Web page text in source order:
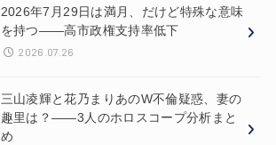
2026年7月29日は満月、だけど特殊な意味
を持つ——高市政権支持率低下
2026.07.26
三山凌輝と花乃まりあのW不倫疑惑、妻の
趣里は？——3人のホロスコープ分析まと
め